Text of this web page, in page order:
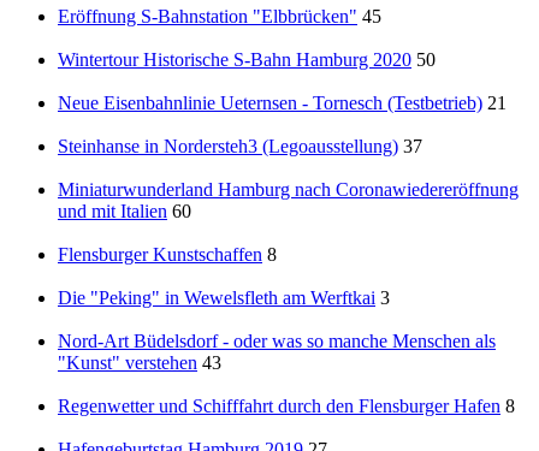
Eröffnung S-Bahnstation "Elbbrücken" 45
Wintertour Historische S-Bahn Hamburg 2020 50
Neue Eisenbahnlinie Ueternsen - Tornesch (Testbetrieb) 21
Steinhanse in Nordersteh3 (Legoausstellung) 37
Miniaturwunderland Hamburg nach Coronawiedereröffnung
und mit Italien 60
Flensburger Kunstschaffen 8
Die "Peking" in Wewelsfleth am Werftkai 3
Nord-Art Büdelsdorf - oder was so manche Menschen als
"Kunst" verstehen 43
Regenwetter und Schifffahrt durch den Flensburger Hafen 8